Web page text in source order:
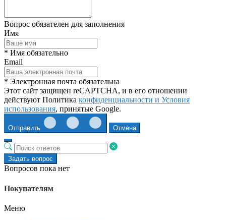
Вопрос обязателен для заполнения
Имя
* Имя обязательно
Email
* Электронная почта обязательна
Этот сайт защищен reCAPTCHA, и в его отношении
действуют Политика конфиденциальности и Условия
использования, принятые Google.
Отправить Отмена
Задать вопрос
Вопросов пока нет
Покупателям
Меню